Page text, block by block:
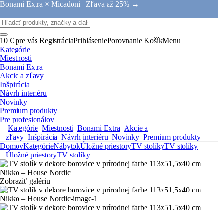
Bonami Extra × Micadoni | Zľava až 25% →
10 € pre vás RegistráciaPrihláseniePorovnanie KošíkMenu
Kategórie
Miestnosti
Bonami Extra
Akcie a zľavy
Inšpirácia
Návrh interiéru
Novinky
Premium produkty
Pre profesionálov
Kategórie Miestnosti Bonami Extra Akcie a
zľavy Inšpirácia Návrh interiéru Novinky Premium produkty
DomovKategórieNábytokÚložné priestoryTV stolíkyTV stolíky
...Úložné priestoryTV stolíky
Zobraziť galériu